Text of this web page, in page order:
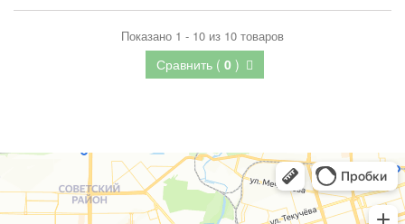
Сравнить ( 0 )
Показано 1 - 10 из 10 товаров